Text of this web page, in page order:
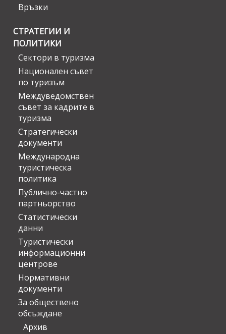
Връзки
СТРАТЕГИИ И
ПОЛИТИКИ
Сектори в туризма
Национален съвет
по туризъм
Междуведомствен
съвет за кадрите в
туризма
Стратегически
документи
Международна
туристическа
политика
Публично-частно
партньорство
Статистически
данни
Туристически
информационни
центрове
Нормативни
документи
За обществено
обсъждане
Архив